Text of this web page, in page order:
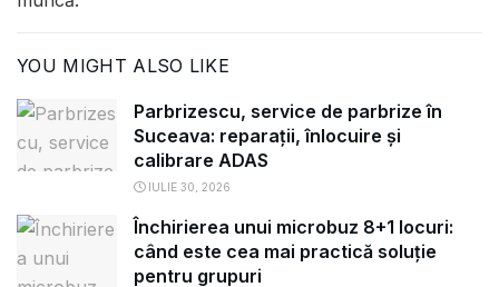
YOU MIGHT ALSO LIKE
Parbrizescu, service de parbrize în
Suceava: reparații, înlocuire și
calibrare ADAS
IULIE 30, 2026
Închirierea unui microbuz 8+1 locuri:
când este cea mai practică soluție
pentru grupuri